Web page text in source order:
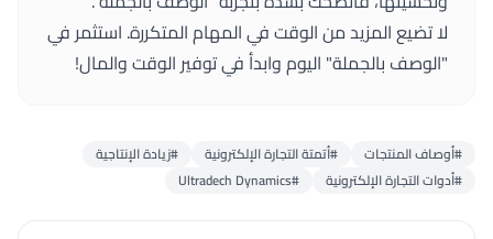
لا تضيع المزيد من الوقت في المهام المتكررة. استثمر في
"الوصف بالجملة" اليوم وابدأ في توفير الوقت والمال!
#أوصاف المنتجات #أتمتة التجارة الإلكترونية
#زيادة الإنتاجية
#أدوات التجارة الإلكترونية
#Ultradech Dynamics